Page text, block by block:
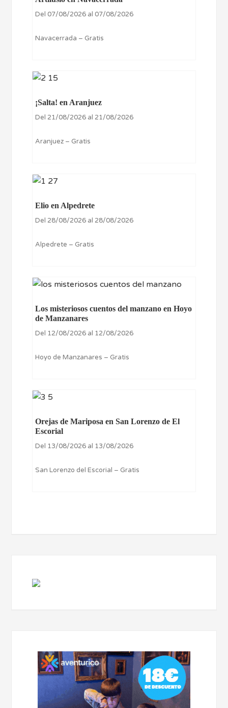
Del 07/08/2026 al 07/08/2026
Navacerrada – Gratis
¡Salta! en Aranjuez
Del 21/08/2026 al 21/08/2026
Aranjuez – Gratis
Elio en Alpedrete
Del 28/08/2026 al 28/08/2026
Alpedrete – Gratis
Los misteriosos cuentos del manzano en Hoyo
de Manzanares
Del 12/08/2026 al 12/08/2026
Hoyo de Manzanares – Gratis
Orejas de Mariposa en San Lorenzo de El
Escorial
Del 13/08/2026 al 13/08/2026
San Lorenzo del Escorial – Gratis